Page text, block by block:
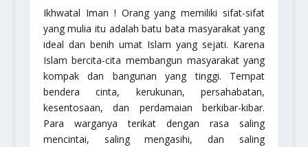
Ikhwatal Iman ! Orang yang memiliki sifat-sifat
yang mulia itu adalah batu bata masyarakat yang
ideal dan benih umat Islam yang sejati. Karena
Islam bercita-cita membangun masyarakat yang
kompak dan bangunan yang tinggi. Tempat
bendera cinta, kerukunan, persahabatan,
kesentosaan, dan perdamaian berkibar-kibar.
Para warganya terikat dengan rasa saling
mencintai, saling mengasihi, dan saling